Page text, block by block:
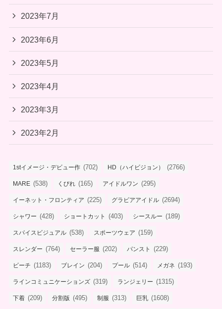
2023年7月
2023年6月
2023年5月
2023年4月
2023年3月
2023年2月
1stイメージ・デビュー作 (702) HD（ハイビジョン） (2766)
MARE (538) くびれ (165) アイドルワン (295)
イーネット・フロンティア (225) グラビアアイドル (2694)
シャワー (428) ショートカット (403) シースルー (189)
スパイスビジュアル (538) スポーツウェア (159)
スレンダー (764) セーラー服 (202) パンスト (229)
ビーチ (1183) ブレイン (204) プール (514) メガネ (193)
ラインコミュニケーションズ (319) ランジェリー (1315)
下着 (209) 分割版 (495) 制服 (313) 巨乳 (1608)